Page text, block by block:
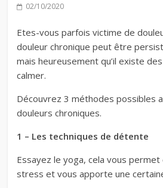
02/10/2020
Etes-vous parfois victime de
douleur chronique peut être
mais heureusement qu’il existe
calmer.
Découvrez 3 méthodes possibles
douleurs chroniques.
1 – Les techniques de détente
Essayez le yoga, cela vous
stress et vous apporte une